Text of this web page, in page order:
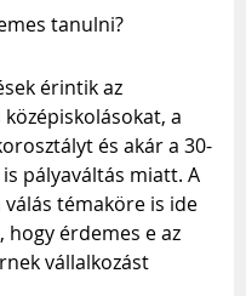
tanulni?
érintik az
a
és akár a 30-
pályaváltás miatt. A
válás témaköre is ide
hogy érdemes e az
vállalkozást